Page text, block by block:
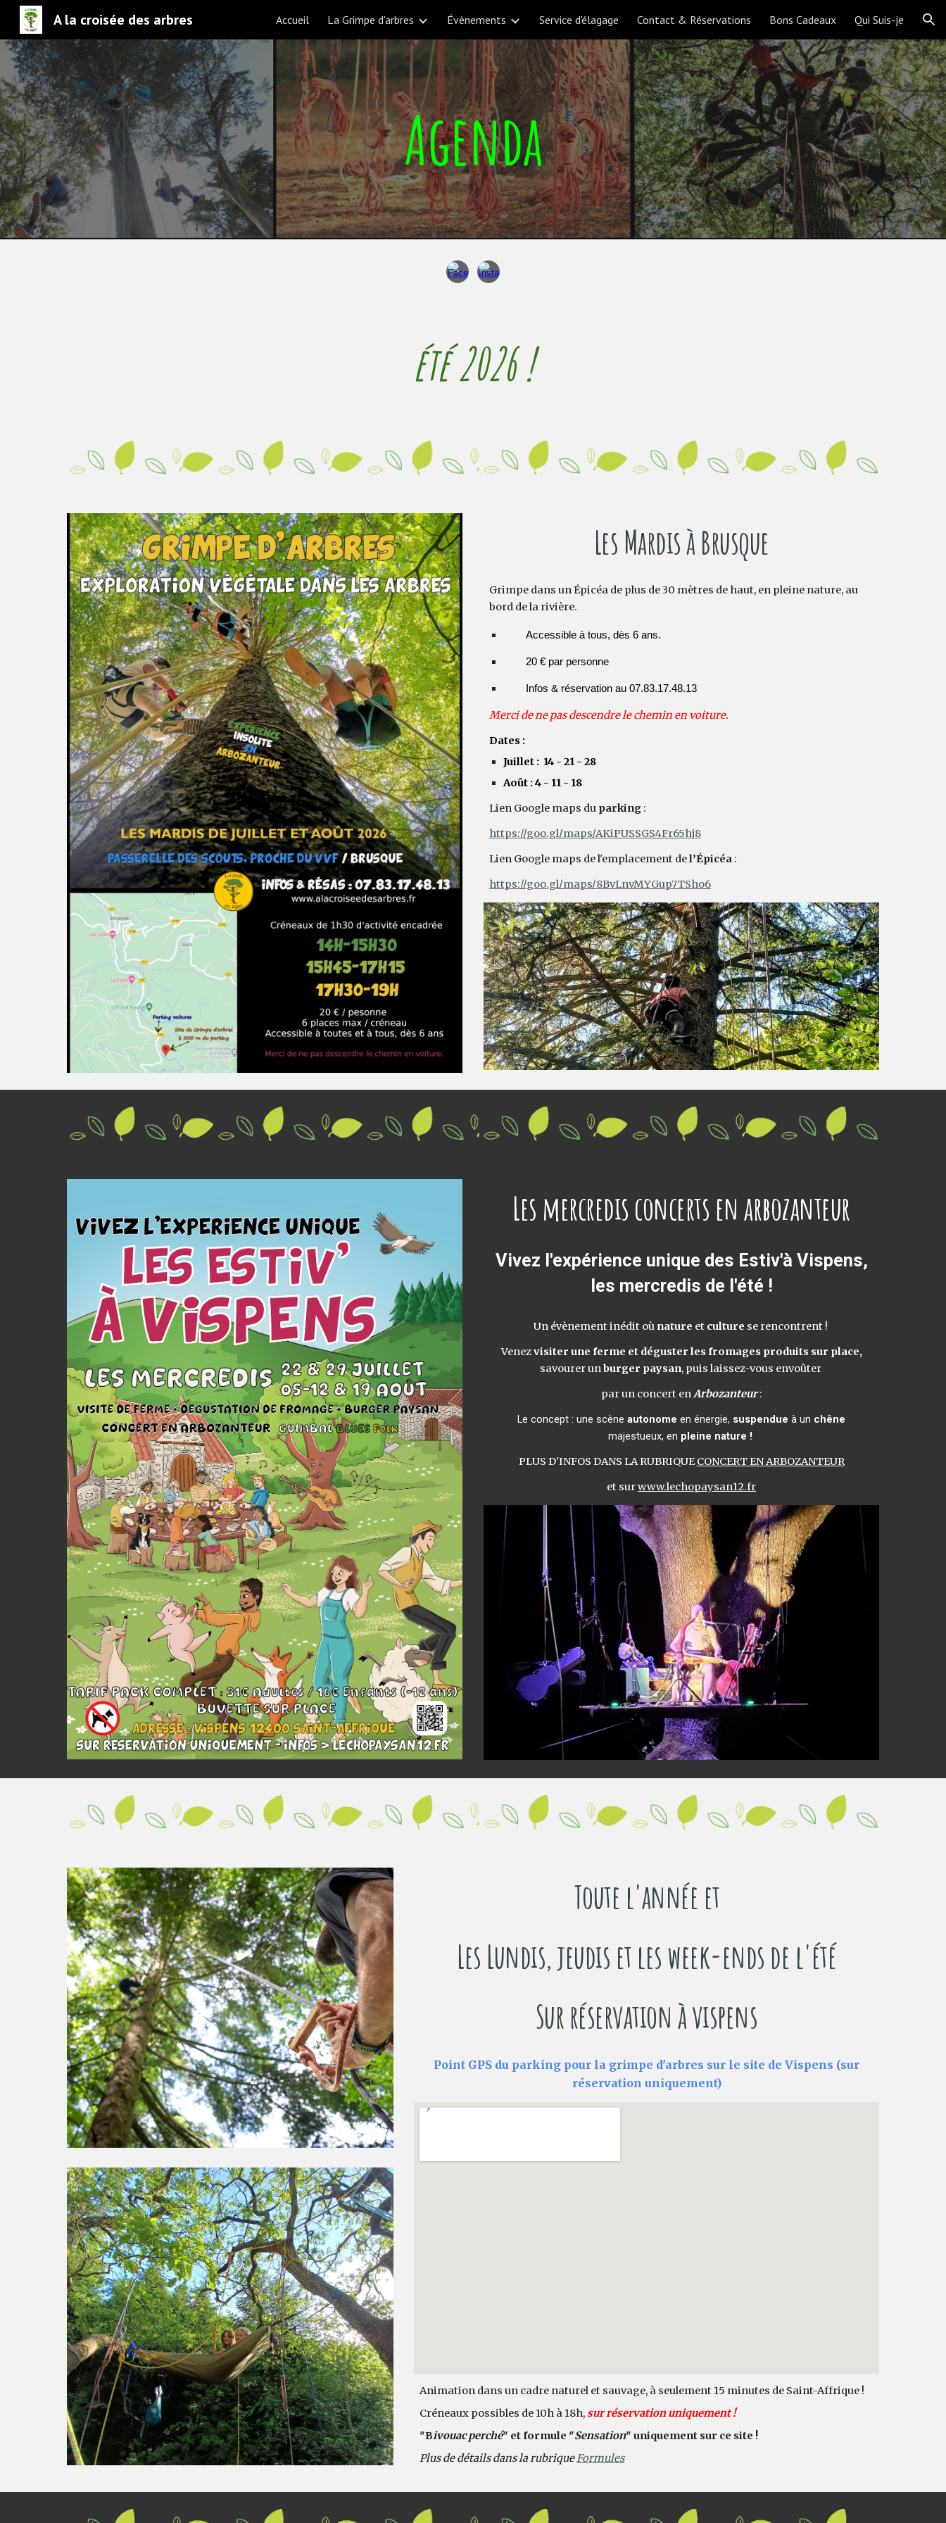
Skip to main content Skip to navigation
A la croisée des arbres Accueil La Grimpe d'arbres Évènements Service d'élagage Contact & Réservations Bons Cadeaux Qui Suis-je
Agenda
été 2026!
Les Mardis à Brusque
Grimpe dans un Épicéa de plus de 30 mètres de haut, en pleine nature, au
bord de la rivière.
Accessible à tous, dès 6 ans.
20 € par personne
Infos & réservation au 07.83.17.48.13
Merci de ne pas descendre le chemin en voiture.
Dates :
Juillet : 14 - 21 - 28
Août : 4 - 11 - 18
Lien Google maps du parking:
https://goo.gl/maps/AKiPUSSGS4Fr65hj8
Lien Google maps de l'emplacement del’Épicéa:
https://goo.gl/maps/8BvLnvMYGup7TSho6
Les mercredis concerts en arbozanteur
Vivez l'expérience unique des Estiv'à Vispens,
les mercredis de l'été !
Un évènement inédit où nature etculture se rencontrent !
Venezvisiter une ferme et déguster les fromages produits sur place,
savourer unburger paysan, puis laissez-vous envoûter
par un concert enArbozanteur:
Le concept : une scène autonome en énergie, suspendue à un chêne
majestueux, en pleine nature !
PLUS D'INFOS DANS LA RUBRIQUECONCERT EN ARBOZANTEUR
et surwww.lechopaysan12.fr
Toute l'année et
Les Lundis, jeudis et les week-ends de l'été
Sur réservation à vispens
Point GPS du parking pour la grimpe d'arbres sur le site de Vispens (sur
réservation uniquement)
Animation dans un cadre naturel et sauvage, à seulement 15 minutes de Saint-Affrique !
Créneaux possibles de 10h à 18h, sur réservation uniquement !
"Bivouac perché" et formule "Sensation" uniquement sur ce site !
Plus de détails dans la rubriqueFormules